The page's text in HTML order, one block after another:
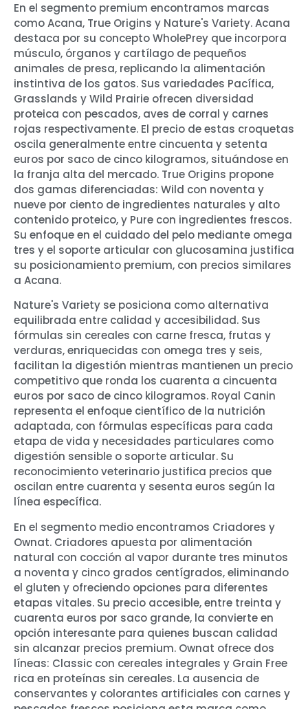
En el segmento premium encontramos marcas
como Acana, True Origins y Nature's Variety. Acana
destaca por su concepto WholePrey que incorpora
músculo, órganos y cartílago de pequeños
animales de presa, replicando la alimentación
instintiva de los gatos. Sus variedades Pacífica,
Grasslands y Wild Prairie ofrecen diversidad
proteica con pescados, aves de corral y carnes
rojas respectivamente. El precio de estas croquetas
oscila generalmente entre cincuenta y setenta
euros por saco de cinco kilogramos, situándose en
la franja alta del mercado. True Origins propone
dos gamas diferenciadas: Wild con noventa y
nueve por ciento de ingredientes naturales y alto
contenido proteico, y Pure con ingredientes frescos.
Su enfoque en el cuidado del pelo mediante omega
tres y el soporte articular con glucosamina justifica
su posicionamiento premium, con precios similares
a Acana.
Nature's Variety se posiciona como alternativa
equilibrada entre calidad y accesibilidad. Sus
fórmulas sin cereales con carne fresca, frutas y
verduras, enriquecidas con omega tres y seis,
facilitan la digestión mientras mantienen un precio
competitivo que ronda los cuarenta a cincuenta
euros por saco de cinco kilogramos. Royal Canin
representa el enfoque científico de la nutrición
adaptada, con fórmulas específicas para cada
etapa de vida y necesidades particulares como
digestión sensible o soporte articular. Su
reconocimiento veterinario justifica precios que
oscilan entre cuarenta y sesenta euros según la
línea específica.
En el segmento medio encontramos Criadores y
Ownat. Criadores apuesta por alimentación
natural con cocción al vapor durante tres minutos
a noventa y cinco grados centígrados, eliminando
el gluten y ofreciendo opciones para diferentes
etapas vitales. Su precio accesible, entre treinta y
cuarenta euros por saco grande, la convierte en
opción interesante para quienes buscan calidad
sin alcanzar precios premium. Ownat ofrece dos
líneas: Classic con cereales integrales y Grain Free
rica en proteínas sin cereales. La ausencia de
conservantes y colorantes artificiales con carnes y